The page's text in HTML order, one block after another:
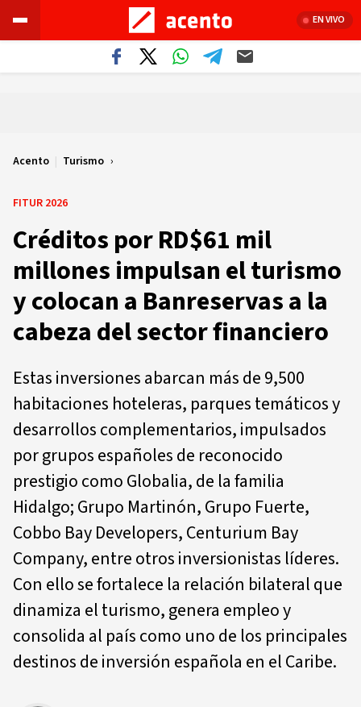
EN VIVO
Acento | Turismo
FITUR 2026
Créditos por RD$61 mil
millones impulsan el turismo
y colocan a Banreservas a la
cabeza del sector financiero
Estas inversiones abarcan más de 9,500
habitaciones hoteleras, parques temáticos y
desarrollos complementarios, impulsados
por grupos españoles de reconocido
prestigio como Globalia, de la familia
Hidalgo; Grupo Martinón, Grupo Fuerte,
Cobbo Bay Developers, Centurium Bay
Company, entre otros inversionistas líderes.
Con ello se fortalece la relación bilateral que
dinamiza el turismo, genera empleo y
consolida al país como uno de los principales
destinos de inversión española en el Caribe.